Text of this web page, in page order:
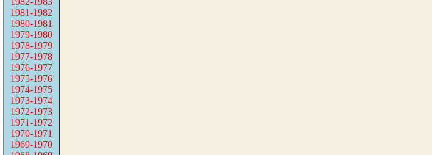
1981-1982
1980-1981
1979-1980
1978-1979
1977-1978
1976-1977
1975-1976
1974-1975
1973-1974
1972-1973
1971-1972
1970-1971
1969-1970